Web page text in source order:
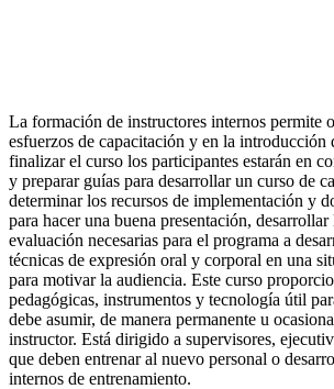
La formación de instructores internos permite
esfuerzos de capacitación y en la introducción
finalizar el curso los participantes estarán en
y preparar guías para desarrollar un curso de
determinar los recursos de implementación y
para hacer una buena presentación, desarrollar
evaluación necesarias para el programa a
técnicas de expresión oral y corporal en una
para motivar la audiencia. Este curso
pedagógicas, instrumentos y tecnología útil
debe asumir, de manera permanente u
instructor. Está dirigido a supervisores,
que deben entrenar al nuevo personal o
internos de entrenamiento.